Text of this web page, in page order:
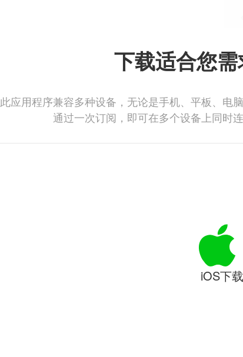
下载适合您
此应用程序兼容多种设备，无论是手机、平板、电
通过一次订阅，即可在多个设备上同时
iOS下载